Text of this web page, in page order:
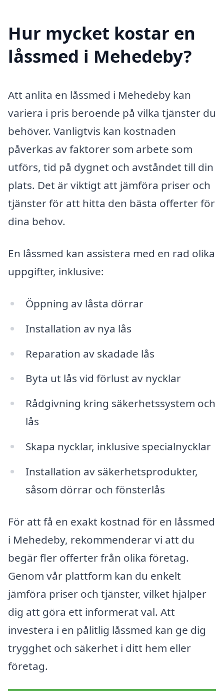
Hur mycket kostar en
låssmed i Mehedeby?
Att anlita en låssmed i Mehedeby kan
variera i pris beroende på vilka tjänster du
behöver. Vanligtvis kan kostnaden
påverkas av faktorer som arbete som
utförs, tid på dygnet och avståndet till din
plats. Det är viktigt att jämföra priser och
tjänster för att hitta den bästa offerter för
dina behov.
En låssmed kan assistera med en rad olika
uppgifter, inklusive:
Öppning av låsta dörrar
Installation av nya lås
Reparation av skadade lås
Byta ut lås vid förlust av nycklar
Rådgivning kring säkerhetssystem och
lås
Skapa nycklar, inklusive specialnycklar
Installation av säkerhetsprodukter,
såsom dörrar och fönsterlås
För att få en exakt kostnad för en låssmed
i Mehedeby, rekommenderar vi att du
begär fler offerter från olika företag.
Genom vår plattform kan du enkelt
jämföra priser och tjänster, vilket hjälper
dig att göra ett informerat val. Att
investera i en pålitlig låssmed kan ge dig
trygghet och säkerhet i ditt hem eller
företag.